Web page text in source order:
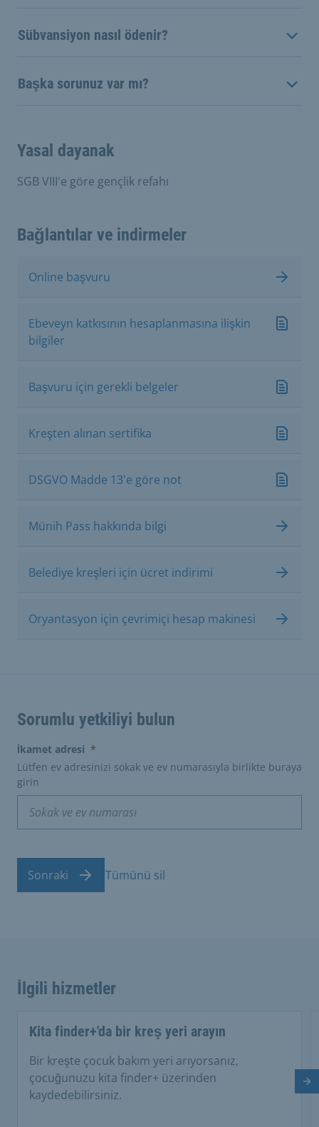
Sübvansiyon nasıl ödenir?
Başka sorunuz var mı?
Yasal dayanak
SGB VIII'e göre gençlik refahı
Bağlantılar ve indirmeler
Online başvuru
Ebeveyn katkısının hesaplanmasına ilişkin
bilgiler
Başvuru için gerekli belgeler
Kreşten alınan sertifika
DSGVO Madde 13'e göre not
Münih Pass hakkında bilgi
Belediye kreşleri için ücret indirimi
Oryantasyon için çevrimiçi hesap makinesi
Sorumlu yetkiliyi bulun
İkamet adresi *
Lütfen ev adresinizi sokak ve ev numarasıyla birlikte buraya
girin
Sonraki Tümünü sil
İlgili hizmetler
Kita finder+'da bir kreş yeri arayın
Bir kreşte çocuk bakım yeri arıyorsanız,
çocuğunuzu kita finder+ üzerinden
kaydedebilirsiniz.